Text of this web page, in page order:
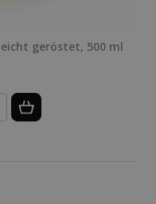
geröstet, 500 ml